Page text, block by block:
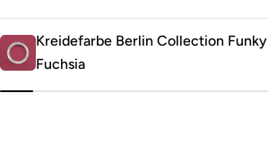
Kreidefarbe Berlin Collection Funky
Fuchsia